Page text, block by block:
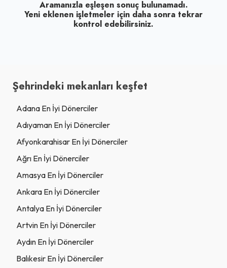
Aramanızla eşleşen sonuç bulunamadı.
Yeni eklenen işletmeler için daha sonra tekrar
kontrol edebilirsiniz.
Şehrindeki mekanları keşfet
Adana En İyi Dönerciler
Adıyaman En İyi Dönerciler
Afyonkarahisar En İyi Dönerciler
Ağrı En İyi Dönerciler
Amasya En İyi Dönerciler
Ankara En İyi Dönerciler
Antalya En İyi Dönerciler
Artvin En İyi Dönerciler
Aydın En İyi Dönerciler
Balıkesir En İyi Dönerciler